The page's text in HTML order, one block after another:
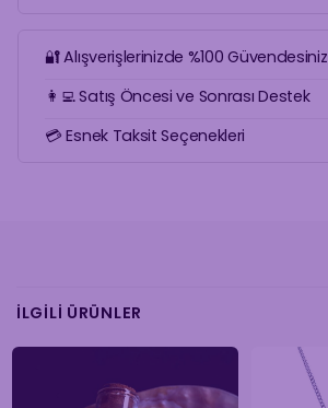
🔐 Alışverişlerinizde %100 Güvendesiniz
👩‍💻 Satış Öncesi ve Sonrası Destek
💳 Esnek Taksit Seçenekleri
İLGILI ÜRÜNLER